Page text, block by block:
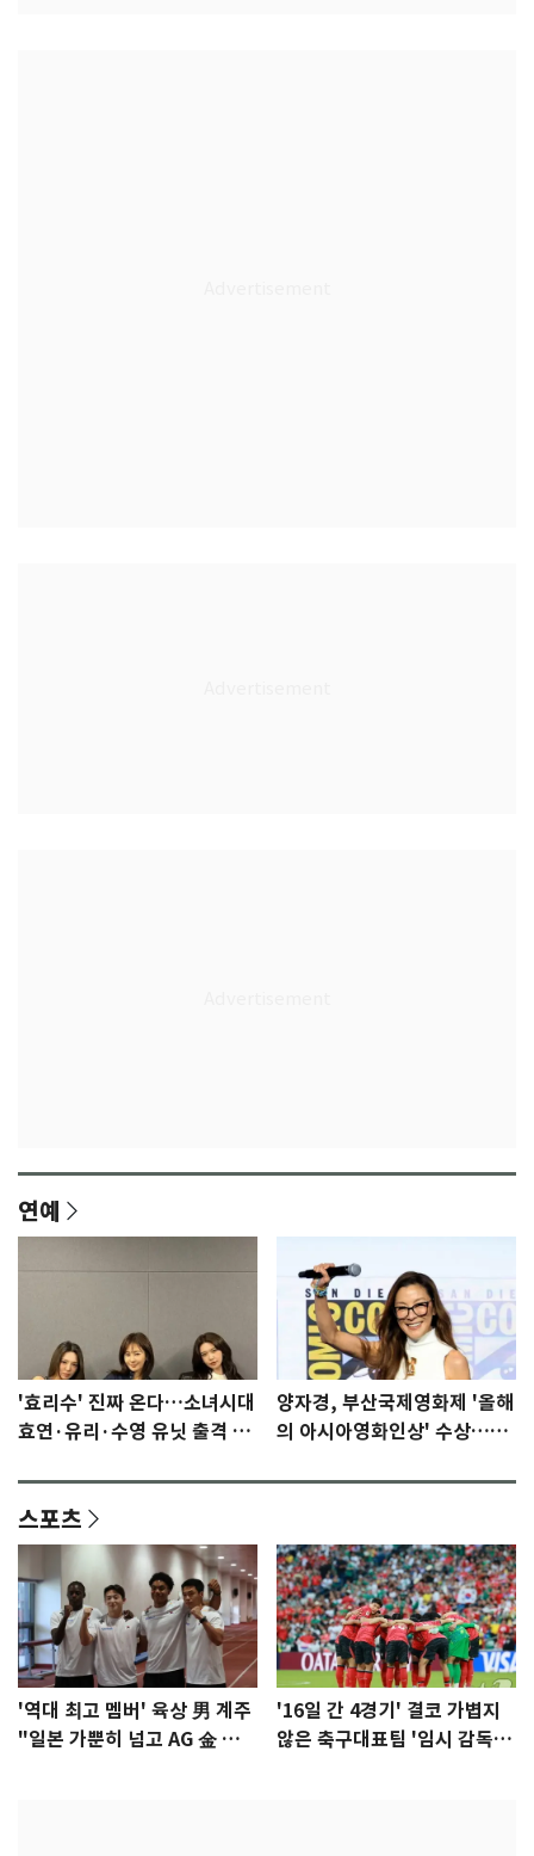
연예
'효리수' 진짜 온다…소녀시대
효연·유리·수영 유닛 출격 [N
양자경, 부산국제영화제 '올해
의 아시아영화인상' 수상…15
스포츠
'역대 최고 멤버' 육상 男 계주
"일본 가뿐히 넘고 AG 金 따겠
'16일 간 4경기' 결코 가볍지
않은 축구대표팀 '임시 감독'